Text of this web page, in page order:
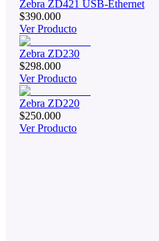
Zebra ZD421 USB-Ethernet
$390.000
Ver Producto
Zebra ZD230
$298.000
Ver Producto
Zebra ZD220
$250.000
Ver Producto